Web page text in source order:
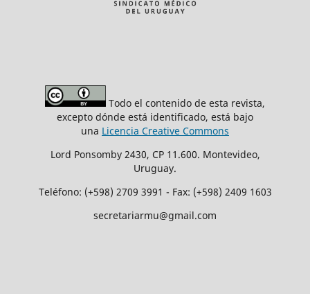
Todo el contenido de esta revista,
excepto dónde está identificado, está bajo
una Licencia Creative Commons
Lord Ponsomby 2430, CP 11.600. Montevideo,
Uruguay.
Teléfono: (+598) 2709 3991 - Fax: (+598) 2409 1603
secretariarmu@gmail.com